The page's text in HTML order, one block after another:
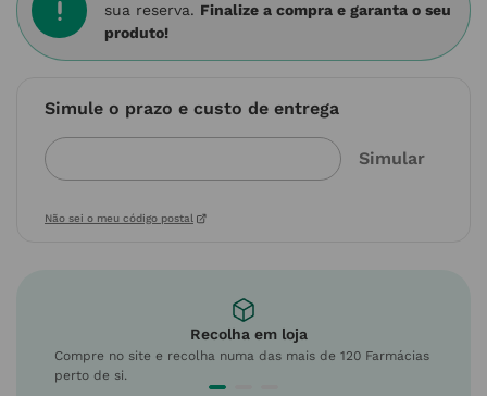
sua reserva. Finalize a compra e garanta o seu
produto!
Simule o prazo e custo de entrega
Não sei o meu código postal
Recolha em loja
Compre no site e recolha numa das mais de 120 Farmácias
perto de si.